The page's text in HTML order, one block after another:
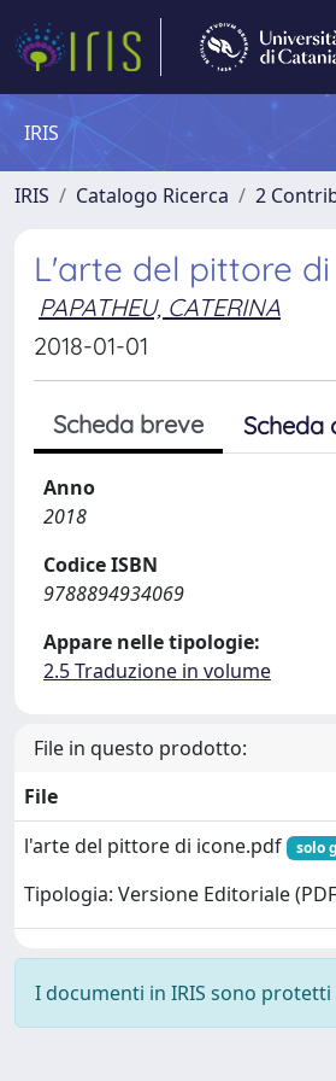
IRIS
IRIS Catalogo Ricerca 2
L'arte del pittore
PAPATHEU, CATERINA
2018-01-01
Scheda breve Scheda
Anno
2018
Codice ISBN
9788894934069
Appare nelle tipologie:
2.5 Traduzione in volume
File in questo prodotto:
File
l'arte del pittore di icone.pdf
solo
Tipologia: Versione Editoriale
I documenti in IRIS sono